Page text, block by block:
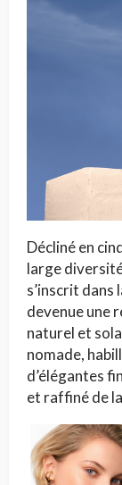
Décliné en
large
s’inscrit
devenue une
naturel et
nomade,
d’élégantes
et raffiné de